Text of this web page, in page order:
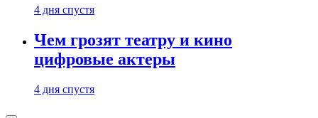
4 дня спустя
Чем грозят театру и кино
цифровые актеры
4 дня спустя